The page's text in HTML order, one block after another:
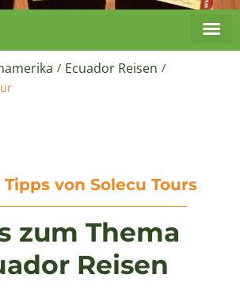
/ Ecuador Reisen /
von Solecu Tours
zum Thema
Reisen